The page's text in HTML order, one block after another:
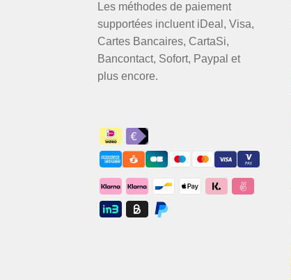
Les méthodes de paiement
supportées incluent iDeal, Visa,
Cartes Bancaires, CartaSi,
Bancontact, Sofort, Paypal et
plus encore.